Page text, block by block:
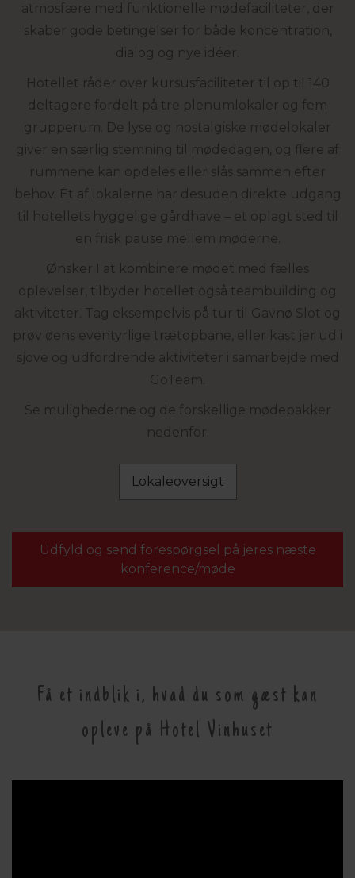
atmosfære med funktionelle mødefaciliteter, der
skaber gode betingelser for både koncentration,
dialog og nye idéer.
Hotellet råder over kursusfaciliteter til op til 140
deltagere fordelt på tre plenumlokaler og fem
grupperum. De lyse og nostalgiske mødelokaler
giver en særlig stemning til mødedagen, og flere af
rummene kan opdeles eller slås sammen efter
behov. Ét af lokalerne har desuden direkte udgang
til hotellets hyggelige gårdhave – et oplagt sted til
en frisk pause mellem møderne.
Ønsker I at kombinere mødet med fælles
oplevelser, tilbyder hotellet også teambuilding og
aktiviteter. Tag eksempelvis på tur til Gavnø Slot og
prøv øens eventyrlige trætopbane, eller kast jer ud i
sjove og udfordrende aktiviteter i samarbejde med
GoTeam
Se mulighederne og de forskellige mødepakker
nedenfor.
Lokaleoversigt
Udfyld og send forespørgsel på jeres næste
konference/møde
Få et indblik i, hvad du som gæst kan
opleve på Hotel Vinhuset